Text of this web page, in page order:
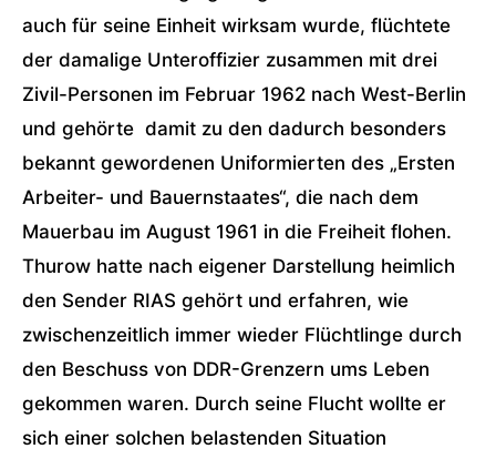
auch für seine Einheit wirksam wurde, flüchtete
der damalige Unteroffizier zusammen mit drei
Zivil-Personen im Februar 1962 nach West-Berlin
und gehörte damit zu den dadurch besonders
bekannt gewordenen Uniformierten des „Ersten
Arbeiter- und Bauernstaates“, die nach dem
Mauerbau im August 1961 in die Freiheit flohen.
Thurow hatte nach eigener Darstellung heimlich
den Sender RIAS gehört und erfahren, wie
zwischenzeitlich immer wieder Flüchtlinge durch
den Beschuss von DDR-Grenzern ums Leben
gekommen waren. Durch seine Flucht wollte er
sich einer solchen belastenden Situation